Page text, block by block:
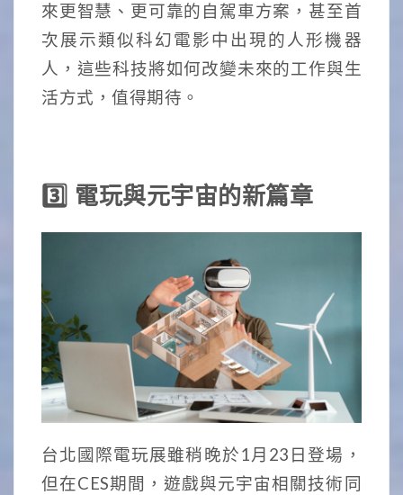
來更智慧、更可靠的自駕車方案，甚至首
次展示類似科幻電影中出現的人形機器
人，這些科技將如何改變未來的工作與生
活方式，值得期待。
3️⃣ 電玩與元宇宙的新篇章
台北國際電玩展雖稍晚於1月23日登場，
但在CES期間，遊戲與元宇宙相關技術同